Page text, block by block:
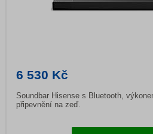
6 530 Kč
Soundbar Hisense s Bluetooth,
připevnění na zeď.